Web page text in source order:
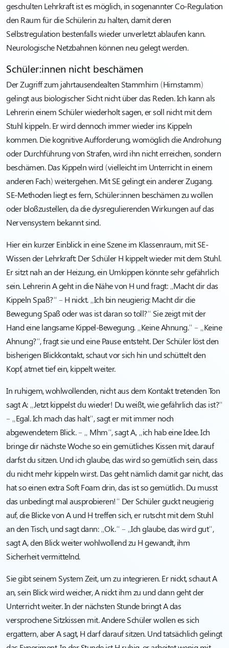
geschulten Lehrkraft ist es möglich, in sogenannter Co-Regulation
den Raum für die Schülerin zu halten, damit deren
Selbstregulation bestenfalls wieder unverletzt ablaufen kann.
Neurologische Netzbahnen können neu gelegt werden.
Schüler:innen nicht beschämen
Der Zugriff zum jahrtausendealten Stammhirn (Hirnstamm)
gelingt aus biologischer Sicht nicht über das Reden. Ich kann als
Lehrerin einem Schüler wiederholt sagen, er soll nicht mit dem
Stuhl kippeln. Er wird dennoch immer wieder ins Kippeln
kommen. Die kognitive Aufforderung, womöglich die Androhung
oder Durchführung von Strafen, wird ihn nicht erreichen, sondern
beschämen. Das Kippeln wird (vielleicht im Unterricht in einem
anderen Fach) weitergehen. Mit SE gelingt ein anderer Zugang.
SE-Methoden liegt es fern, Schüler:innen beschämen zu wollen
oder bloßzustellen, da die dysregulierenden Wirkungen auf das
Nervensystem bekannt sind.
Hier ein kurzer Einblick in eine Szene im Klassenraum, mit SE-
Wissen der Lehrkraft: Der Schüler H kippelt wieder mit dem Stuhl.
Er sitzt nah an der Heizung, ein Umkippen könnte sehr gefährlich
sein. Lehrerin A geht in die Nähe von H und fragt: „Macht dir das
Kippeln Spaß?“ – H nickt. „Ich bin neugierig: Macht dir die
Bewegung Spaß oder was ist daran so toll?“ Sie zeigt mit der
Hand eine langsame Kippel-Bewegung. „Keine Ahnung.“ – „Keine
Ahnung?“, fragt sie und eine Pause entsteht. Der Schüler löst den
bisherigen Blickkontakt, schaut vor sich hin und schüttelt den
Kopf, atmet tief ein, kippelt weiter.
In ruhigem, wohlwollenden, nicht aus dem Kontakt tretenden Ton
sagt A: „Jetzt kippelst du wieder! Du weißt, wie gefährlich das ist?“
– „Egal. Ich mach das halt“, sagt er mit immer noch
abgewendetem Blick. – „ Mhm“, sagt A, „ich hab eine Idee. Ich
bringe dir nächste Woche so ein gemütliches Kissen mit, darauf
darfst du sitzen. Und ich glaube, das wird so gemütlich sein, dass
du nicht mehr kippeln wirst. Das geht nämlich damit gar nicht, das
hat so einen extra Soft Foam drin, das ist so gemütlich. Du musst
das unbedingt mal ausprobieren!“ Der Schüler guckt neugierig
auf, die Blicke von A und H treffen sich, er rutscht mit dem Stuhl
an den Tisch, und sagt dann: „Ok.“ – „Ich glaube, das wird gut“,
sagt A, den Blick weiter wohlwollend zu H gewandt, ihm
Sicherheit vermittelnd.
Sie gibt seinem System Zeit, um zu integrieren. Er nickt, schaut A
an, sein Blick wird weicher, A nickt ihm zu und dann geht der
Unterricht weiter. In der nächsten Stunde bringt A das
versprochene Sitzkissen mit. Andere Schüler wollen es sich
ergattern, aber A sagt, H darf darauf sitzen. Und tatsächlich gelingt